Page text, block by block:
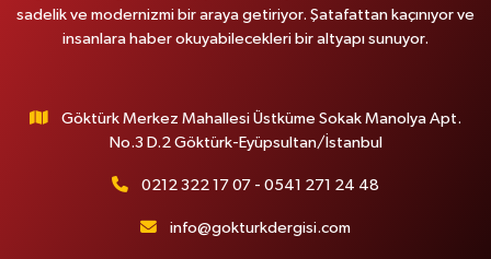
sadelik ve modernizmi bir araya getiriyor. Şatafattan kaçınıyor ve
insanlara haber okuyabilecekleri bir altyapı sunuyor.
Göktürk Merkez Mahallesi Üstküme Sokak Manolya Apt.
No.3 D.2 Göktürk-Eyüpsultan/İstanbul
0212 322 17 07 - 0541 271 24 48
info@gokturkdergisi.com